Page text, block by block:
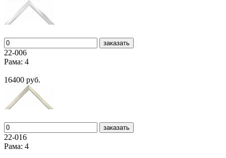
заказать
22-006
Рама: 4
16400 руб.
заказать
22-016
Рама: 4